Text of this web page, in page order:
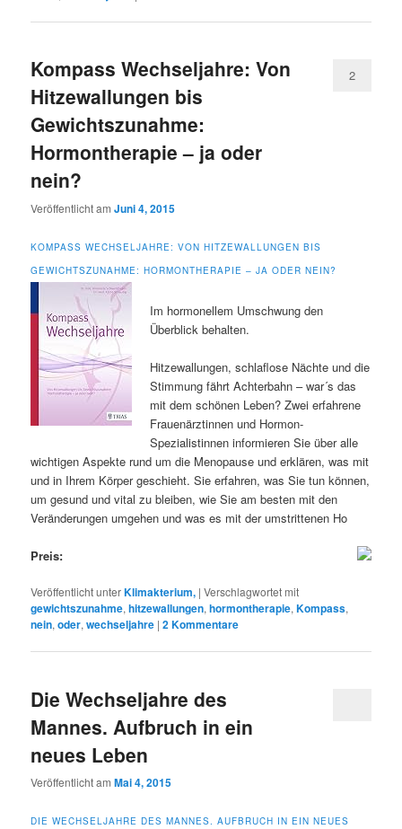
Kompass Wechseljahre: Von
Hitzewallungen bis
Gewichtszunahme:
Hormontherapie – ja oder
nein?
Veröffentlicht amJuni 4, 2015
2
KOMPASS WECHSELJAHRE: VON HITZEWALLUNGEN BIS
GEWICHTSZUNAHME: HORMONTHERAPIE – JA ODER NEIN?
Im hormonellem Umschwung den
Überblick behalten.
Hitzewallungen, schlaflose Nächte und die
Stimmung fährt Achterbahn – war´s das
mit dem schönen Leben? Zwei erfahrene
Frauenärztinnen und Hormon-
Spezialistinnen informieren Sie über alle
wichtigen Aspekte rund um die Menopause und erklären, was mit
und in Ihrem Körper geschieht. Sie erfahren, was Sie tun können,
um gesund und vital zu bleiben, wie Sie am besten mit den
Veränderungen umgehen und was es mit der umstrittenen Ho
Preis:
Veröffentlicht unterKlimakterium, |Verschlagwortet mit
gewichtszunahme,hitzewallungen,hormontherapie,Kompass,
nein,oder,wechseljahre |2Kommentare
Die Wechseljahre des
Mannes. Aufbruch in ein
neues Leben
Veröffentlicht amMai 4, 2015
DIE WECHSELJAHRE DES MANNES. AUFBRUCH IN EIN NEUES